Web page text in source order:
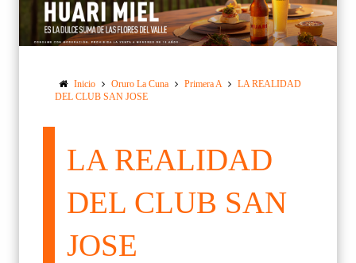
Inicio Oruro La Cuna Primera A
LA REALIDAD
DEL CLUB SAN JOSE
LA REALIDAD
DEL CLUB SAN
JOSE